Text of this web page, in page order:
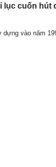
lục cuốn hút
vào năm